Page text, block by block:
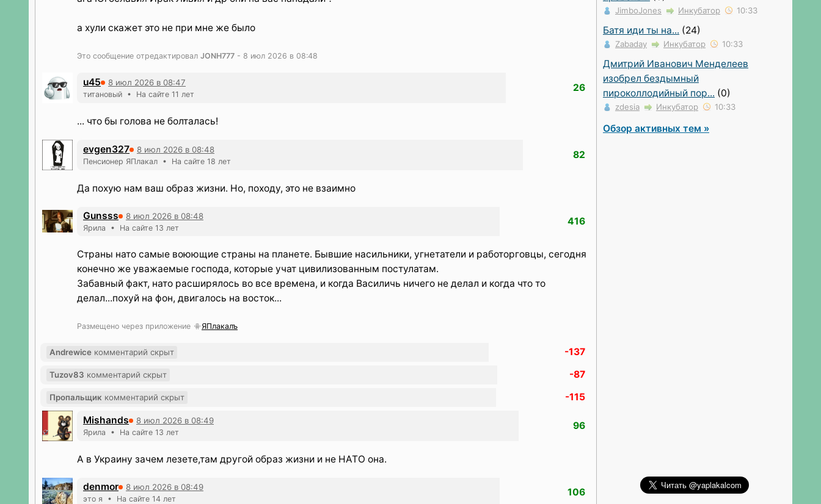
а хули скажет это не при мне же было
Это сообщение отредактировал JONH777 - 8 июл 2026 в 08:48
u45 8 июл 2026 в 08:47
титановый • На сайте 11 лет
26
... что бы голова не болталась!
evgen327 8 июл 2026 в 08:48
Пенсионер ЯПлакал • На сайте 18 лет
82
Да похую нам ваш образ жизни. Но, походу, это не взаимно
Gunsss 8 июл 2026 в 08:48
Ярила • На сайте 13 лет
416
Страны нато самые воюющие страны на планете. Бывшие насильники, угнетатели и работорговцы, сегодня
конечно же уважаемые господа, которые учат цивилизованным постулатам.
Забавный факт, нато расширялось во все времена, и когда Василичь ничего не делал и когда что то
делал...похуй на фон, двигалось на восток...
Размещено через приложение ЯПлакалъ
Andrewice комментарий скрыт -137
Tuzov83 комментарий скрыт -87
Пропальщик комментарий скрыт
-115
Mishands
8 июл 2026 в 08:49
Ярила • На сайте 13 лет
96
А в Украину зачем лезете,там другой образ жизни и не НАТО она.
denmor 8 июл 2026 в 08:49
это я • На сайте 14 лет
106
JimboJones Инкубатор 10:33
Батя иди ты на... (24)
Zabaday Инкубатор 10:33
Дмитрий Иванович Менделеев
изобрел бездымный
пироколлодийный пор... (0)
zdesia Инкубатор 10:33
Обзор активных тем »